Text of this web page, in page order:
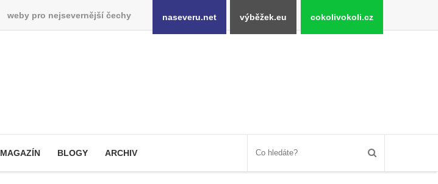
weby pro nejsevernější čechy naseveru.net výběžek.eu cokolivokoli.cz
MAGAZÍN BLOGY ARCHIV